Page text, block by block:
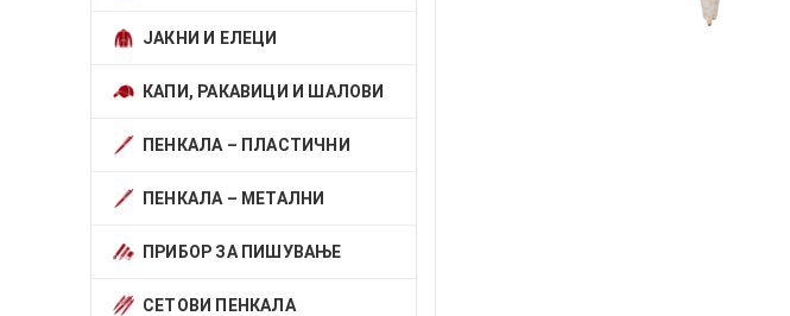
ЈАКНИ И ЕЛЕЦИ
КАПИ, РАКАВИЦИ И ШАЛОВИ
ПЕНКАЛА – ПЛАСТИЧНИ
ПЕНКАЛА – МЕТАЛНИ
ПРИБОР ЗА ПИШУВАЊЕ
СЕТОВИ ПЕНКАЛА